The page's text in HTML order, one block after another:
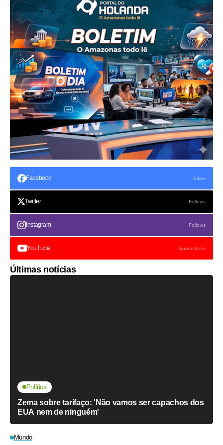
Facebook Likes
Twitter Follows
Instagram Follows
YouTube Subscribers
Últimas notícias
Política
Zema sobre tarifaço: 'Não vamos ser capachos dos
EUA nem de ninguém'
Mundo